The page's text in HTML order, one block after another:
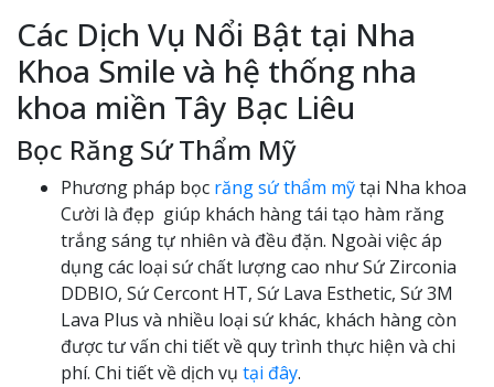
Các Dịch Vụ Nổi Bật tại Nha
Khoa Smile và hệ thống nha
khoa miền Tây Bạc Liêu
Bọc Răng Sứ Thẩm Mỹ
Phương pháp bọc răng sứ thẩm mỹtại Nha khoa
Cười là đẹp giúp khách hàng tái tạo hàm răng
trắng sáng tự nhiên và đều đặn. Ngoài việc áp
dụng các loại sứ chất lượng cao như Sứ Zirconia
DDBIO, Sứ Cercont HT, Sứ Lava Esthetic, Sứ 3M
Lava Plus và nhiều loại sứ khác, khách hàng còn
được tư vấn chi tiết về quy trình thực hiện và chi
phí. Chi tiết về dịch vụ tại đây.